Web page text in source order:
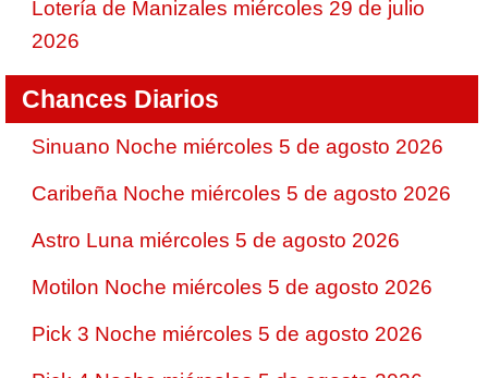
Lotería de Manizales miércoles 29 de julio
2026
Chances Diarios
Sinuano Noche miércoles 5 de agosto 2026
Caribeña Noche miércoles 5 de agosto 2026
Astro Luna miércoles 5 de agosto 2026
Motilon Noche miércoles 5 de agosto 2026
Pick 3 Noche miércoles 5 de agosto 2026